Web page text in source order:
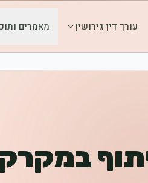
עורך דין גירושין מאמרים